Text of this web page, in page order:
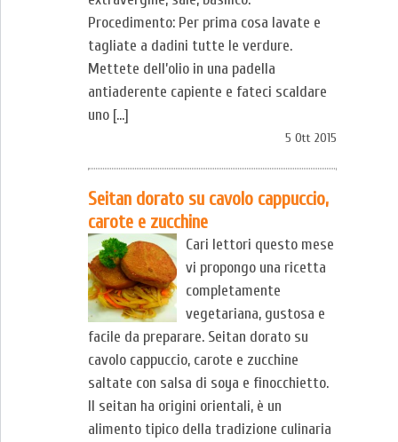
Procedimento: Per prima cosa lavate e
tagliate a dadini tutte le verdure.
Mettete dell’olio in una padella
antiaderente capiente e fateci scaldare
uno […]
5 Ott 2015
Seitan dorato su cavolo cappuccio,
carote e zucchine
Cari lettori questo mese
vi propongo una ricetta
completamente
vegetariana, gustosa e
facile da preparare. Seitan dorato su
cavolo cappuccio, carote e zucchine
saltate con salsa di soya e finocchietto.
Il seitan ha origini orientali, è un
alimento tipico della tradizione culinaria